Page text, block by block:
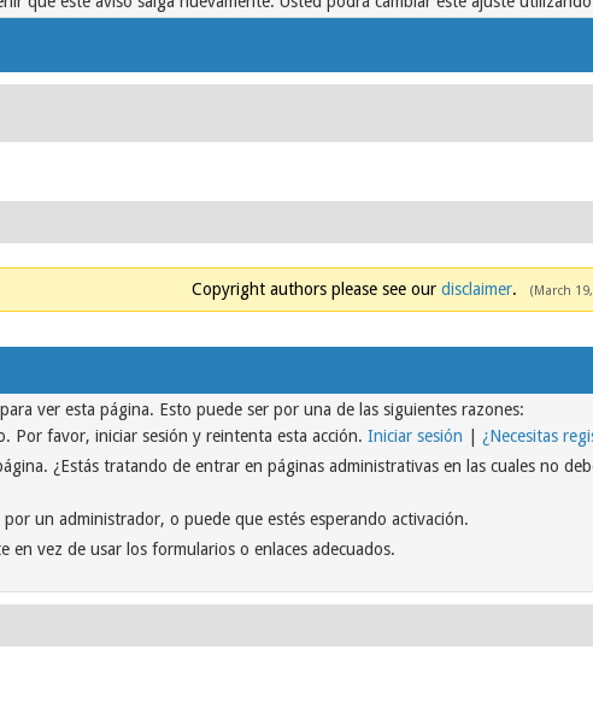
Copyright authors please see our disclaimer. (March
ver esta página. Esto puede ser por una de las siguientes razones:
Por favor, iniciar sesión y reintenta esta acción. Iniciar sesión
¿Necesitas
¿Estás tratando de entrar en páginas administrativas en las cuales no
un administrador, o puede que estés esperando activación.
en vez de usar los formularios o enlaces adecuados.